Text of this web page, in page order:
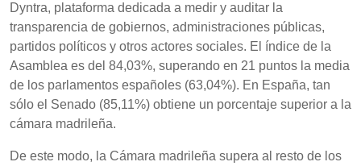
Dyntra, plataforma dedicada a medir y auditar la
transparencia de gobiernos, administraciones públicas,
partidos políticos y otros actores sociales. El índice de la
Asamblea es del 84,03%, superando en 21 puntos la media
de los parlamentos españoles (63,04%). En España, tan
sólo el Senado (85,11%) obtiene un porcentaje superior a la
cámara madrileña.
De este modo, la Cámara madrileña supera al resto de los